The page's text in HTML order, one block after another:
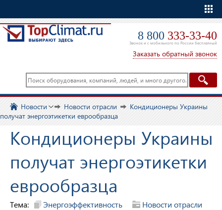
8 800 333-33-40
Звонок и с мобильного по России бесплатный
Заказать обратный звонок
Новости Новости отрасли
Кондиционеры Украины
получат энергоэтикетки еврообразца
Кондиционеры Украины
получат энергоэтикетки
еврообразца
Тема: Энергоэффективность Новости отрасли